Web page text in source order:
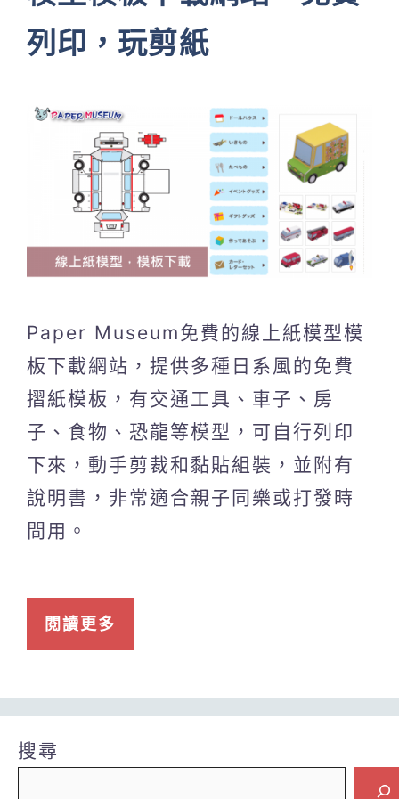
列印，玩剪紙
Paper Museum免費的線上紙模型模
板下載網站，提供多種日系風的免費
摺紙模板，有交通工具、車子、房
子、食物、恐龍等模型，可自行列印
下來，動手剪裁和黏貼組裝，並附有
說明書，非常適合親子同樂或打發時
間用。
閱讀更多
搜尋